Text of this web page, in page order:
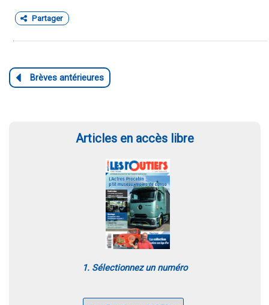
Partager
Articles en accès libre
1. Sélectionnez un numéro